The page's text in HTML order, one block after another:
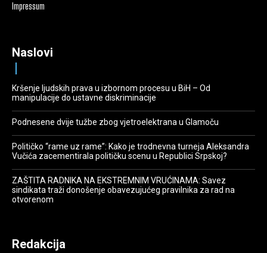
Impressum
Naslovi
Kršenje ljudskih prava u izbornom procesu u BiH – Od
manipulacije do ustavne diskriminacije
Podnesene dvije tužbe zbog vjetroelektrana u Glamoču
Političko “rame uz rame”: Kako je trodnevna turneja Aleksandra
Vučića zacementirala političku scenu u Republici Srpskoj?
ZAŠTITA RADNIKA NA EKSTREMNIM VRUĆINAMA: Savez
sindikata traži donošenje obavezujućeg pravilnika za rad na
otvorenom
Redakcija